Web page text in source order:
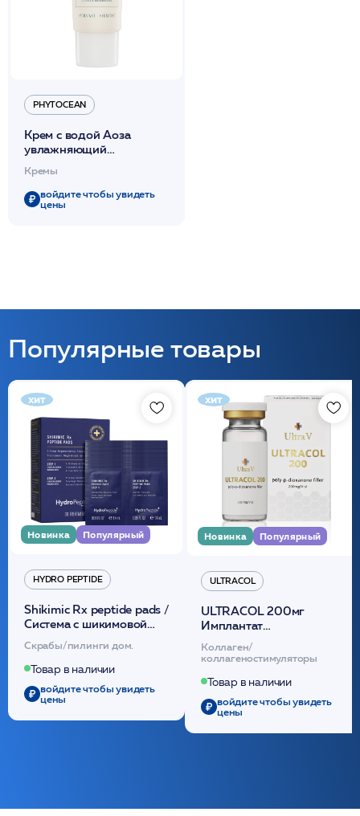
PHYTOCEAN
Крем с водой Аоза
увлажняющий
и шеи 50мл
/PHYTOCEAN*
Кремы
войдите чтобы увидеть
цены
Популярные товары
хит
Новинка Популярный
HYDRO PEPTIDE
Shikimic Rx peptide pads /
Cистема с шикимовой
кислотой обновляющая
(30шт) /HP
Скрабы/пилинги дом.
Товар в наличии
войдите чтобы увидеть
цены
хит
Новинка Популярный
ULTRACOL
ULTRACOL 200мг
Имплантат
внутридермальный,
стерильный на основе
полидиоксанона
/ULTRACOL
Коллаген/
коллагеностимуляторы
Товар в наличии
войдите чтобы увидеть
цены